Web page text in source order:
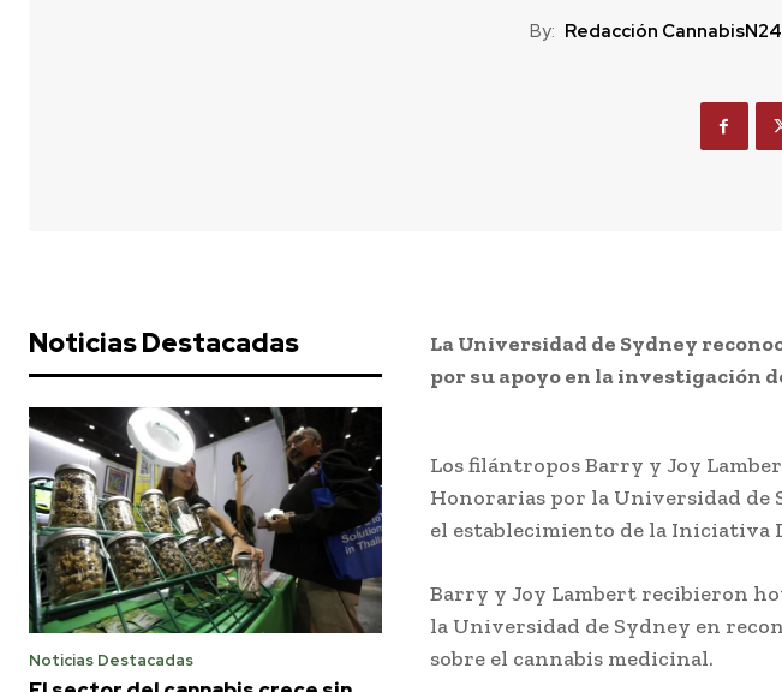
By: Redacción CannabisN24
Noticias Destacadas
Noticias Destacadas
La Universidad de Sydney
por su apoyo en la investigación
Los filántropos Barry y Joy
Honorarias por la Universidad de
el establecimiento de la Iniciativa
Barry y Joy Lambert recibieron
la Universidad de Sydney en
sobre el cannabis medicinal.